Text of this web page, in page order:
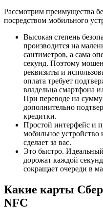
Рассмотрим преимущества
посредством мобильного
Высокая степень
производится на
сантиметров, а сама
секунд. Поэтому
реквизиты и
оплата требует
владельца смартфона
При переводе на
дополнительно
кредитки.
Простой интерфейс и
мобильное устройство
сделает за вас.
Это быстро.
дорожат каждой
сокращает очереди в
Какие карты
NFC